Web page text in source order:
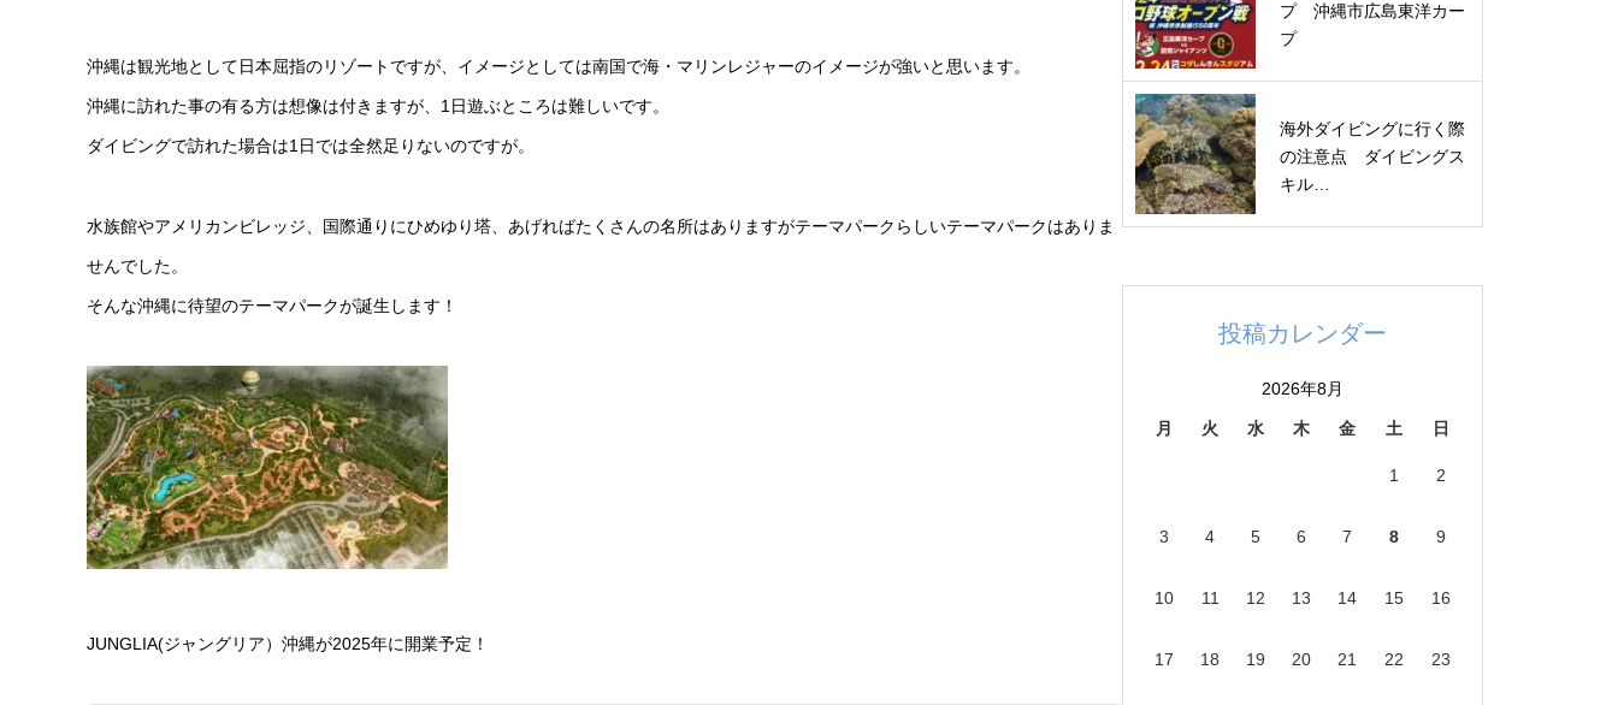
沖縄は観光地として日本屈指のリゾートですが、イメージとしては南国で海・マリンレジャーのイメージが強いと思います。
沖縄に訪れた事の有る方は想像は付きますが、1日遊ぶところは難しいです。
ダイビングで訪れた場合は1日では全然足りないのですが。
水族館やアメリカンビレッジ、国際通りにひめゆり塔、あげればたくさんの名所はありますがテーマパークらしいテーマパークはありま
せんでした。
そんな沖縄に待望のテーマパークが誕生します！
JUNGLIA(ジャングリア）沖縄が2025年に開業予定！
プ 沖縄市広島東洋カー
プ
海外ダイビングに行く際
の注意点 ダイビングス
キル…
投稿カレンダー
2026年8月
月 火 水 木 金 土 日
1 2
3 4 5 6 7 8 9
10 11 12 13 14 15 16
17 18 19 20 21 22 23